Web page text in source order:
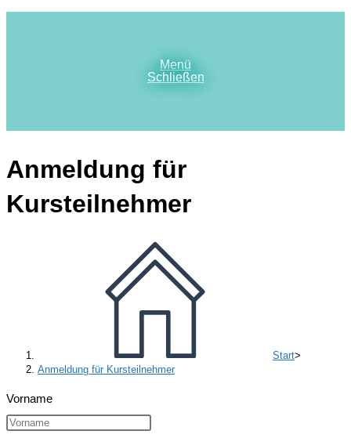
Menü
Schließen
Anmeldung für
Kursteilnehmer
Start>
Anmeldung für Kursteilnehmer
Vorname